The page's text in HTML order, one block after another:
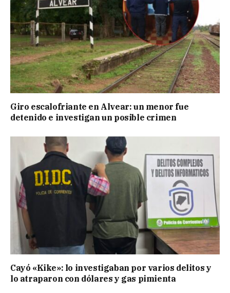
Giro escalofriante en Alvear: un menor fue
detenido e investigan un posible crimen
Cayó «Kike»: lo investigaban por varios delitos y
lo atraparon con dólares y gas pimienta